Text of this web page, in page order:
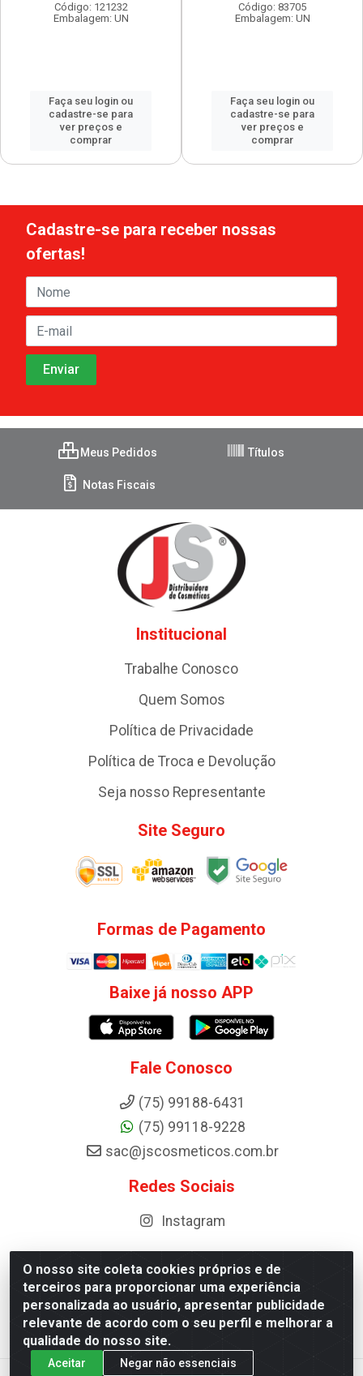
Código: 121232
Embalagem: UN
Faça seu login ou
cadastre-se para
ver preços e
comprar
Código: 83705
Embalagem: UN
Faça seu login ou
cadastre-se para
ver preços e
comprar
O nosso site coleta cookies próprios e de
terceiros para proporcionar uma experiência
personalizada ao usuário, apresentar publicidade
relevante de acordo com o seu perfil e melhorar a
qualidade do nosso site.
Aceitar Negar não essenciais
Cadastre-se para receber nossas
ofertas!
Meus Pedidos Títulos
Notas Fiscais
Institucional
Trabalhe Conosco
Quem Somos
Política de Privacidade
Política de Troca e Devolução
Seja nosso Representante
Site Seguro
Formas de Pagamento
Baixe já nosso APP
Fale Conosco
(75) 99188-6431
(75) 99118-9228
sac@jscosmeticos.com.br
Redes Sociais
Instagram
Distribuidora de Cosméticos Antoneto LTDA - BA-052,
km 87 - Industrial, Ipirá - BA, 44600-000 - CNPJ
10.984.107/0001-75